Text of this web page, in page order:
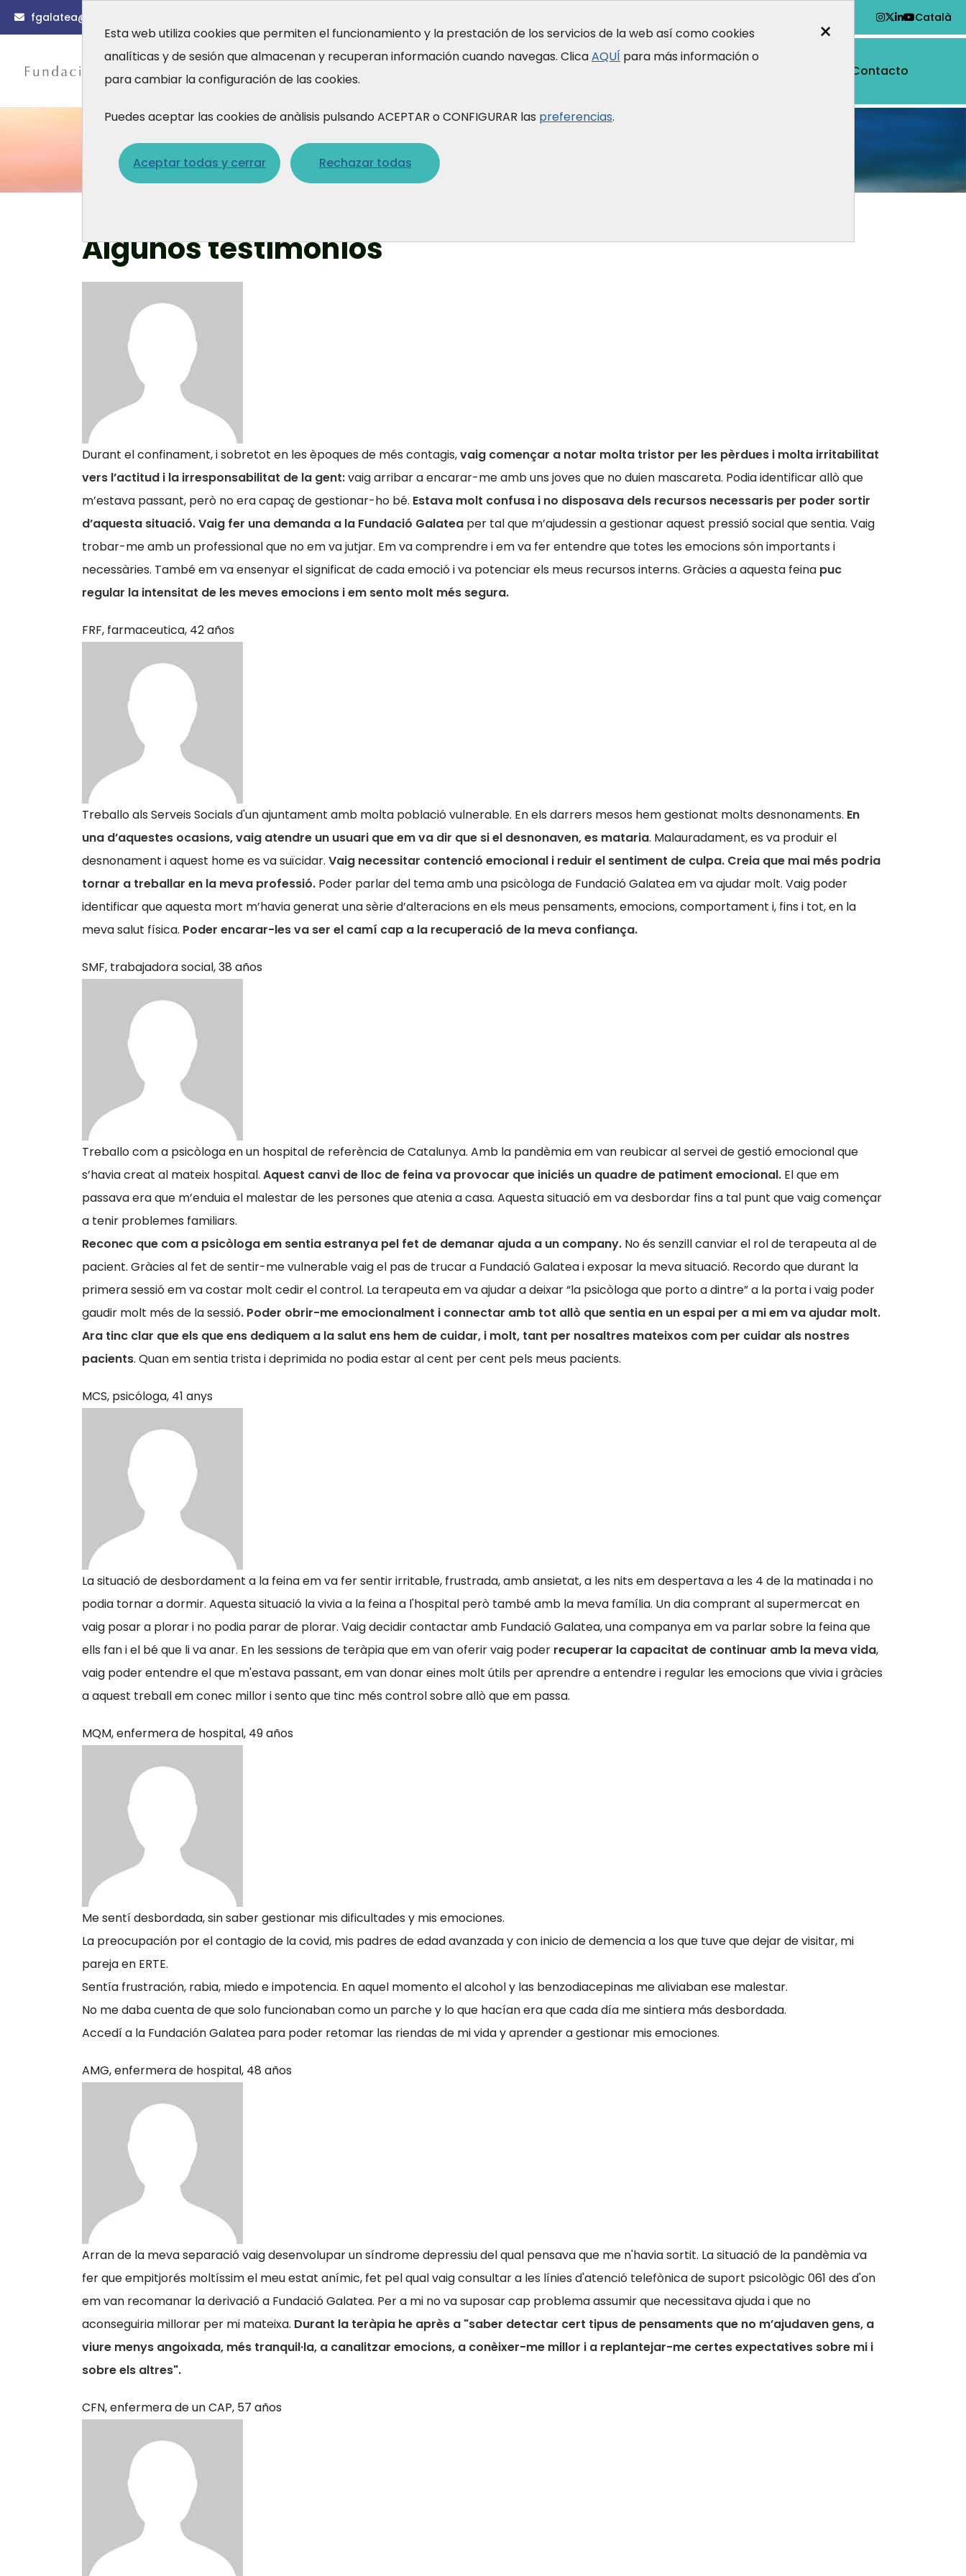
×
Esta web utiliza cookies que permiten el funcionamiento y la prestación de los servicios de la web así como cookies
analíticas y de sesión que almacenan y recuperan información cuando navegas. ClicaAQUÍ para más información o
para cambiar la configuración de las cookies.
Puedes aceptar las cookies de anàlisis pulsando ACEPTAR o CONFIGURAR las preferencias.
Aceptar todas y cerrar Rechazar todas
fgalatea@fgalatea.org Català
Actualidad Formación Quiénes somos
Qué hacemos
A quiénes nos dirigimos
Contacto
Algunos testimonios
¿Qué hacemos?
Algunos testimonios
Durant el confinament, i sobretot en les èpoques de més contagis,vaig començar a notar molta tristor per les pèrdues i molta irritabilitat
vers l’actitud i la irresponsabilitat de la gent:vaig arribar a encarar-me amb uns joves que no duien mascareta. Podia identificar allò que
m’estava passant, però no era capaç de gestionar-ho bé. Estava molt confusa i no disposava dels recursos necessaris per poder sortir
d’aquesta situació. Vaig fer una demanda a la Fundació Galatea per tal que m’ajudessin a gestionar aquest pressió social que sentia. Vaig
trobar-me amb un professional que no em va jutjar. Em va comprendre i em va fer entendre que totes les emocions són importants i
necessàries. També em va ensenyar el significat de cada emoció i va potenciar els meus recursos interns. Gràcies a aquesta feina puc
regular la intensitat de les meves emocions i em sento molt més segura.
FRF, farmaceutica, 42 años
Treballo als Serveis Socials d'un ajuntament amb molta població vulnerable. En els darrers mesos hem gestionat molts desnonaments. En
una d’aquestes ocasions, vaig atendre un usuari que em va dir que si el desnonaven, es mataria. Malauradament, es va produir el
desnonament i aquest home es va suïcidar. Vaig necessitar contenció emocional i reduir el sentiment de culpa. Creia que mai més podria
tornar a treballar en la meva professió. Poder parlar del tema amb una psicòloga de Fundació Galatea em va ajudar molt. Vaig poder
identificar que aquesta mort m’havia generat una sèrie d’alteracions en els meus pensaments, emocions, comportament i, fins i tot, en la
meva salut física. Poder encarar-les va ser el camí cap a la recuperació de la meva confiança.
SMF, trabajadora social, 38 años
Treballo com a psicòloga en un hospital de referència de Catalunya. Amb la pandèmia em van reubicar al servei de gestió emocional que
s’havia creat al mateix hospital. Aquest canvi de lloc de feina va provocar que iniciés un quadre de patiment emocional. El que em
passava era que m’enduia el malestar de les persones que atenia a casa. Aquesta situació em va desbordar fins a tal punt que vaig començar
a tenir problemes familiars.
Reconec que com a psicòloga em sentia estranya pel fet de demanar ajuda a un company. No és senzill canviar el rol de terapeuta al de
pacient. Gràcies al fet de sentir-me vulnerable vaig el pas de trucar a Fundació Galatea i exposar la meva situació. Recordo que durant la
primera sessió em va costar molt cedir el control. La terapeuta em va ajudar a deixar “la psicòloga que porto a dintre” a la porta i vaig poder
gaudir molt més de la sessió. Poder obrir-me emocionalment i connectar amb tot allò que sentia en un espai per a mi em va ajudar molt.
Ara tinc clar que els que ens dediquem a la salut ens hem de cuidar, i molt, tant per nosaltres mateixos com per cuidar als nostres
pacients. Quan em sentia trista i deprimida no podia estar al cent per cent pels meus pacients.
MCS, psicóloga, 41 anys
La situació de desbordament a la feina em va fer sentir irritable, frustrada, amb ansietat, a les nits em despertava a les 4 de la matinada i no
podia tornar a dormir. Aquesta situació la vivia a la feina a l'hospital però també amb la meva família. Un dia comprant al supermercat en
vaig posar a plorar i no podia parar de plorar. Vaig decidir contactar amb Fundació Galatea, una companya em va parlar sobre la feina que
ells fan i el bé que li va anar. En les sessions de teràpia que em van oferir vaig poder recuperar la capacitat de continuar amb la meva vida,
vaig poder entendre el que m'estava passant, em van donar eines molt útils per aprendre a entendre i regular les emocions que vivia i gràcies
a aquest treball em conec millor i sento que tinc més control sobre allò que em passa.
MQM,enfermera de hospital, 49 años
Me sentí desbordada, sin saber gestionar mis dificultades y mis emociones.
La preocupación por el contagio de la covid, mis padres de edad avanzada y con inicio de demencia a los que tuve que dejar de visitar, mi
pareja en ERTE.
Sentía frustración, rabia, miedo e impotencia. En aquel momento el alcohol y las benzodiacepinas me aliviaban ese malestar.
No me daba cuenta de que solo funcionaban como un parche y lo que hacían era que cada día me sintiera más desbordada.
Accedí a la Fundación Galatea para poder retomar las riendas de mi vida y aprender a gestionar mis emociones.
AMG,enfermera de hospital, 48 años
Arran de la meva separació vaig desenvolupar un síndrome depressiu del qual pensava que me n'havia sortit. La situació de la pandèmia va
fer que empitjorés moltíssim el meu estat anímic, fet pel qual vaig consultar a les línies d'atenció telefònica de suport psicològic 061 des d'on
em van recomanar la derivació a Fundació Galatea. Per a mi no va suposar cap problema assumir que necessitava ajuda i que no
aconseguiria millorar per mi mateixa. Durant la teràpia he après a "saber detectar cert tipus de pensaments que no m’ajudaven gens, a
viure menys angoixada, més tranquil·la, a canalitzar emocions, a conèixer-me millor i a replantejar-me certes expectatives sobre mi i
sobre els altres".
CFN,enfermera de un CAP, 57 años